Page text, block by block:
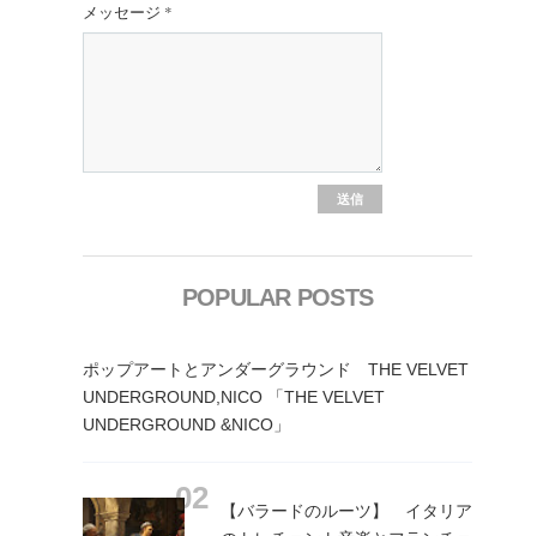
メッセージ *
POPULAR POSTS
ポップアートとアンダーグラウンド THE VELVET
UNDERGROUND,NICO 「THE VELVET
UNDERGROUND &NICO」
【バラードのルーツ】 イタリア